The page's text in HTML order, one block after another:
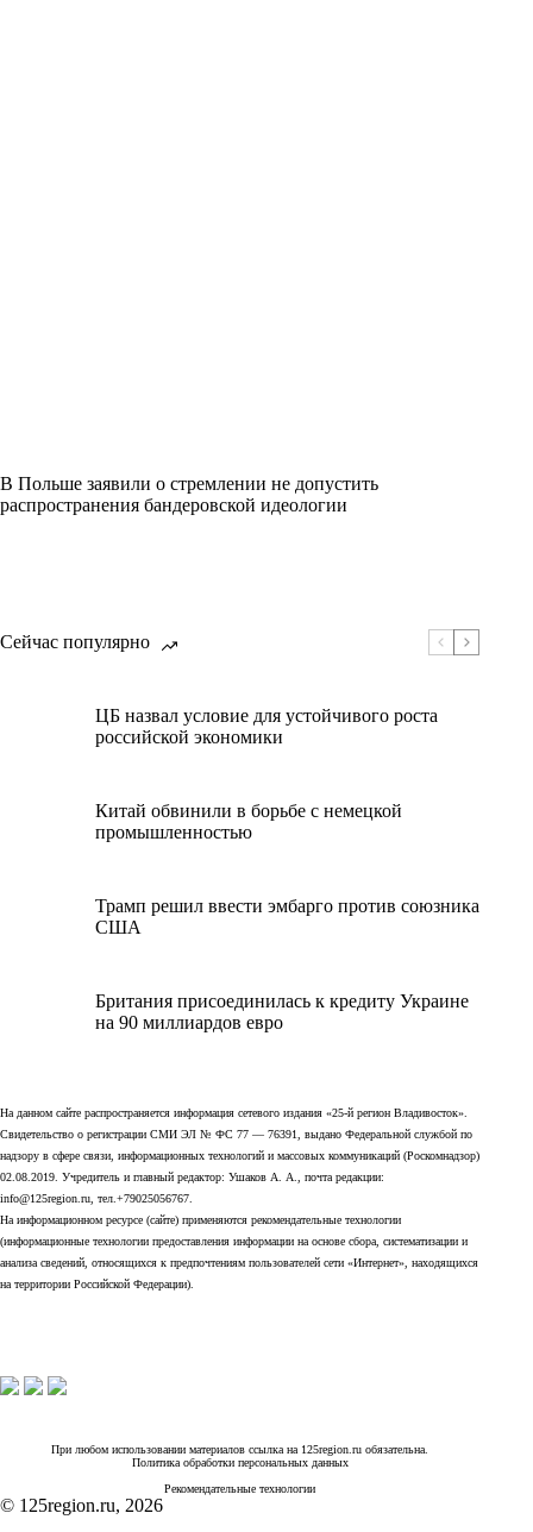
В Польше заявили о стремлении не допустить
распространения бандеровской идеологии
Сейчас популярно
ЦБ назвал условие для устойчивого роста
российской экономики
Китай обвинили в борьбе с немецкой
промышленностью
Трамп решил ввести эмбарго против союзника
США
Британия присоединилась к кредиту Украине
на 90 миллиардов евро
На данном сайте распространяется информация сетевого издания «25-й регион Владивосток».
Свидетельство о регистрации СМИ ЭЛ № ФС 77 — 76391, выдано Федеральной службой по
надзору в сфере связи, информационных технологий и массовых коммуникаций (Роскомнадзор)
02.08.2019. Учредитель и главный редактор: Ушаков А. А., почта редакции:
info@125region.ru, тел.+79025056767.
На информационном ресурсе (сайте) применяются рекомендательные технологии
(информационные технологии предоставления информации на основе сбора, систематизации и
анализа сведений, относящихся к предпочтениям пользователей сети «Интернет», находящихся
на территории Российской Федерации).
При любом использовании материалов ссылка на 125region.ru обязательна.
Политика обработки персональных данных
Рекомендательные технологии
© 125region.ru, 2026